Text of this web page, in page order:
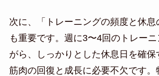
次に、「トレーニングの頻度と休息
も重要です。週に3〜4回のトレー
がら、しっかりとした休息日を確保
筋肉の回復と成長に必要不欠です。